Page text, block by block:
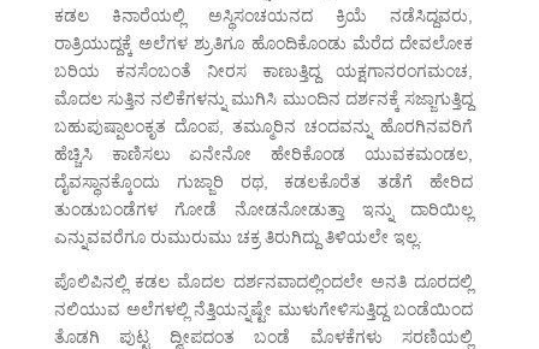
ಕಡಲ ಕಿನಾರೆಯಲ್ಲಿ ಅಸ್ಥಿಸಂಚಯನದ ಕ್ರಿಯೆ ನಡೆಸಿದ್ದವರು,
ರಾತ್ರಿಯುದ್ದಕ್ಕೆ ಅಲೆಗಳ ಶ್ರುತಿಗೂ ಹೊಂದಿಕೊಂಡು ಮೆರೆದ ದೇವಲೋಕ
ಬರಿಯ ಕನಸೆಂಬಂತೆ ನೀರಸ ಕಾಣುತ್ತಿದ್ದ ಯಕ್ಷಗಾನರಂಗಮಂಚ,
ಮೊದಲ ಸುತ್ತಿನ ನಲಿಕೆಗಳನ್ನು ಮುಗಿಸಿ ಮುಂದಿನ ದರ್ಶನಕ್ಕೆ ಸಜ್ಜಾಗುತ್ತಿದ್ದ
ಬಹುಪುಷ್ಪಾಲಂಕೃತ ದೊಂಪ, ತಮ್ಮೂರಿನ ಚಂದವನ್ನು ಹೊರಗಿನವರಿಗೆ
ಹೆಚ್ಚಿಸಿ ಕಾಣಿಸಲು ಏನೇನೋ ಹೇರಿಕೊಂಡ ಯುವಕಮಂಡಲ,
ದೈವಸ್ಥಾನಕ್ಕೊಂದು ಗುಜ್ಜಾರಿ ರಥ, ಕಡಲಕೊರೆತ ತಡೆಗೆ ಹೇರಿದ
ತುಂಡುಬಂಡೆಗಳ ಗೋಡೆ ನೋಡನೋಡುತ್ತಾ ಇನ್ನು ದಾರಿಯಿಲ್ಲ
ಎನ್ನುವವರೆಗೂ ರುಮುರುಮು ಚಕ್ರ ತಿರುಗಿದ್ದು ತಿಳಿಯಲೇ ಇಲ್ಲ.
ಪೊಲಿಪಿನಲ್ಲಿ ಕಡಲ ಮೊದಲ ದರ್ಶನವಾದಲ್ಲಿಂದಲೇ ಅನತಿ ದೂರದಲ್ಲಿ
ನಲಿಯುವ ಅಲೆಗಳಲ್ಲಿ ನೆತ್ತಿಯನ್ನಷ್ಟೇ ಮುಳುಗೇಳಿಸುತ್ತಿದ್ದ ಬಂಡೆಯಿಂದ
ತೊಡಗಿ ಪುಟ್ಟ ದ್ವೀಪದಂತ ಬಂಡೆ ಮೊಳಕೆಗಳು ಸರಣಿಯಲ್ಲಿ